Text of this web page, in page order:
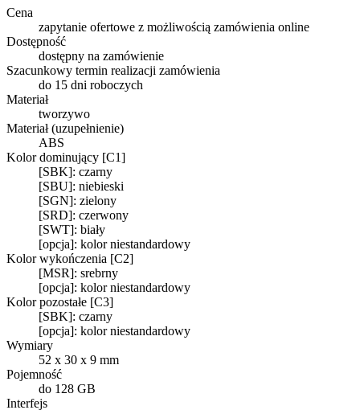
Cena
zapytanie ofertowe z możliwością zamówienia online
Dostępność
dostępny na zamówienie
Szacunkowy termin realizacji zamówienia
do 15 dni roboczych
Materiał
tworzywo
Materiał (uzupełnienie)
ABS
Kolor dominujący [C1]
[SBK]: czarny
[SBU]: niebieski
[SGN]: zielony
[SRD]: czerwony
[SWT]: biały
[opcja]: kolor niestandardowy
Kolor wykończenia [C2]
[MSR]: srebrny
[opcja]: kolor niestandardowy
Kolor pozostałe [C3]
[SBK]: czarny
[opcja]: kolor niestandardowy
Wymiary
52 x 30 x 9 mm
Pojemność
do 128 GB
Interfejs